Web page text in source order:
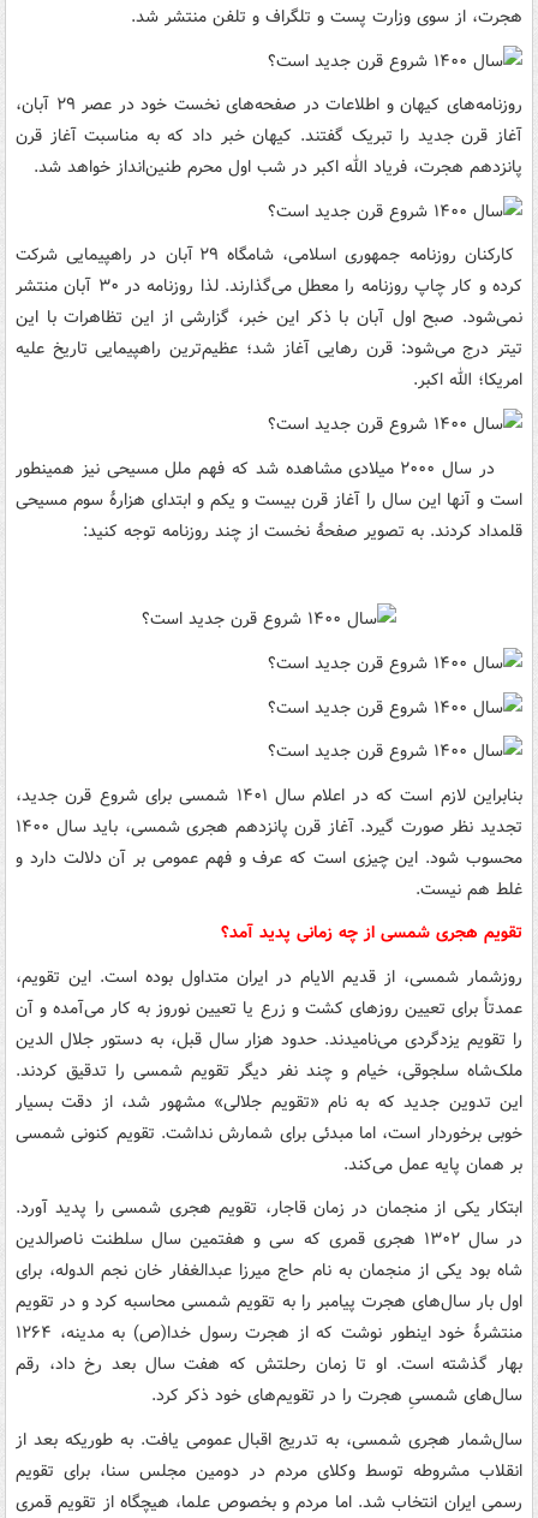
هجرت، از سوی وزارت پست و تلگراف و تلفن منتشر شد.
روزنامه‌های کیهان و اطلاعات در صفحه‌های نخست خود در عصر ۲۹ آبان،
آغاز قرن جدید را تبریک گفتند. کیهان خبر داد که به مناسبت آغاز قرن
پانزدهم هجرت، فریاد الله اکبر در شب اول محرم طنین‌انداز خواهد شد.
کارکنان روزنامه جمهوری اسلامی، شامگاه ۲۹ آبان در راهپیمایی شرکت
کرده و کار چاپ روزنامه را معطل می‌گذارند. لذا روزنامه در ۳۰ آبان منتشر
نمی‌شود. صبح اول آبان با ذکر این خبر، گزارشی از این تظاهرات با این
تیتر درج می‌شود: قرن رهایی آغاز شد؛ عظیم‌ترین راهپیمایی تاریخ علیه
امریکا؛ الله اکبر.
در سال ۲۰۰۰ میلادی مشاهده شد که فهم ملل مسیحی نیز همینطور
است و آنها این سال را آغاز قرن بیست و یکم و ابتدای هزارۀ سوم مسیحی
قلمداد کردند. به تصویر صفحۀ نخست از چند روزنامه توجه کنید:
بنابراین لازم است که در اعلام سال ۱۴۰۱ شمسی برای شروع قرن جدید،
تجدید نظر صورت گیرد. آغاز قرن پانزدهم هجری شمسی، باید سال ۱۴۰۰
محسوب شود. این چیزی است که عرف و فهم عمومی بر آن دلالت دارد و
غلط هم نیست.
تقویم هجری شمسی از چه زمانی پدید آمد؟
روزشمار شمسی، از قدیم الایام در ایران متداول بوده است. این تقویم،
عمدتاً برای تعیین روزهای کشت و زرع یا تعیین نوروز به کار می‌آمده و آن
را تقویم یزدگردی می‌نامیدند. حدود هزار سال قبل، به دستور جلال ‌الدین
ملک‌شاه سلجوقی، خیام و چند نفر دیگر تقویم شمسی را تدقیق کردند.
این تدوین جدید که به نام «تقویم جلالی» مشهور شد، از دقت بسیار
خوبی برخوردار است، اما مبدئی برای شمارش نداشت. تقویم کنونی شمسی
بر همان پایه عمل می‌کند.
ابتکار یکی از منجمان در زمان قاجار، تقویم هجری شمسی را پدید آورد.
در سال ۱۳۰۲ هجری قمری که سی و هفتمین سال سلطنت ناصرالدین
شاه بود یکی از منجمان به نام حاج میرزا عبدالغفار خان نجم‌ الدوله، برای
اول بار سال‌های هجرت پیامبر را به تقویم شمسی محاسبه کرد و در تقویم
منتشرۀ خود اینطور نوشت که از هجرت رسول خدا(ص) به مدینه، ۱۲۶۴
بهار گذشته است. او تا زمان رحلتش که هفت سال بعد رخ داد، رقم
سال‌های شمسیِ هجرت را در تقویم‌های خود ذکر کرد.
سال‌شمار هجری شمسی، به تدریج اقبال عمومی یافت. به طوریکه بعد از
انقلاب مشروطه توسط وکلای مردم در دومین مجلس سنا، برای تقویم
رسمی ایران انتخاب شد. اما مردم و بخصوص علما، هیچگاه از تقویم قمری